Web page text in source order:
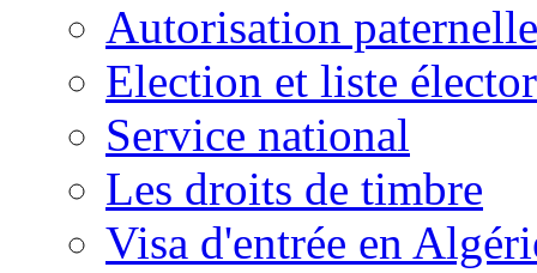
Autorisation paternelle
Election et liste
Service national
Les droits de timbre
Visa d'entrée en